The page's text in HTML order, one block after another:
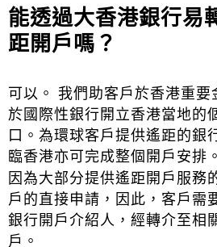
能透過大香港銀行易
距開戶嗎？
可以。 我們助客戶於香港重要
於國際性銀行開立香港當地的
口。為環球客戶提供遙距的銀
臨香港亦可完成整個開戶安排。
因為大部分提供遙距開戶服務
戶的直接申請，因此，客戶需
銀行開戶介紹人，經轉介至相
戶。